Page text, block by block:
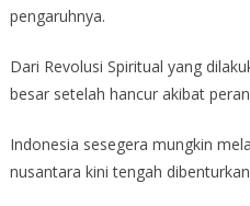
pengaruhnya.
Dari Revolusi Spiritual yang
besar setelah hancur akibat
Indonesia sesegera mungkin
nusantara kini tengah